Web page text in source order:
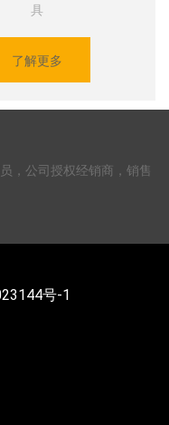
具
了解更多
，公司授权经销商，销售
号-1